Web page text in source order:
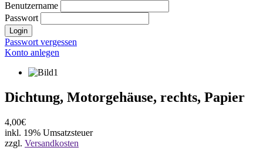
Benutzername
Passwort
Login
Passwort vergessen
Konto anlegen
Dichtung, Motorgehäuse, rechts, Papier
4,00€
inkl. 19% Umsatzsteuer
zzgl. Versandkosten